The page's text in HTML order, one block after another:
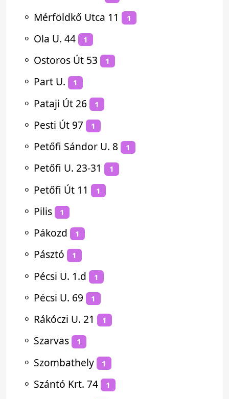
⚬ Mérföldkő Utca 11 1
⚬ Ola U. 44 1
⚬ Ostoros Út 53 1
⚬ Part U. 1
⚬ Pataji Út 26 1
⚬ Pesti Út 97 1
⚬ Petőfi Sándor U. 8 1
⚬ Petőfi U. 23-31 1
⚬ Petőfi Út 11 1
⚬ Pilis 1
⚬ Pákozd 1
⚬ Pásztó 1
⚬ Pécsi U. 1.d 1
⚬ Pécsi U. 69 1
⚬ Rákóczi U. 21 1
⚬ Szarvas 1
⚬ Szombathely 1
⚬ Szántó Krt. 74 1